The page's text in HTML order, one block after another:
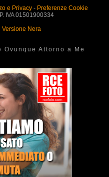
e Privacy- Preferenze Cookie
IVA 01501900334
Versione Nera
Attorno a Me